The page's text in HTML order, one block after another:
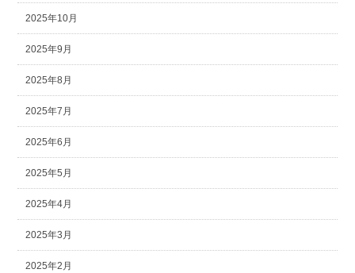
2025年10月
2025年9月
2025年8月
2025年7月
2025年6月
2025年5月
2025年4月
2025年3月
2025年2月